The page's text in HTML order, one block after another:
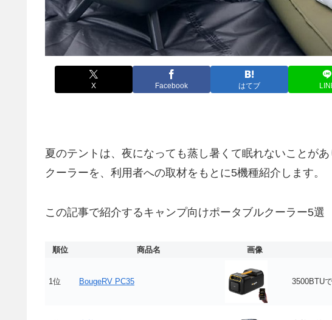
X Facebook はてブ
夏のテントは、夜になっても蒸し暑くて眠れないことが
クーラーを、利用者への取材をもとに5機種紹介します。
この記事で紹介するキャンプ向けポータブルクーラー5選
順位 商品名 画像
1位 BougeRV PC35 3500BTU